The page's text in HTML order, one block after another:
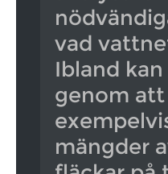
vad
Ibland
genom
mängder